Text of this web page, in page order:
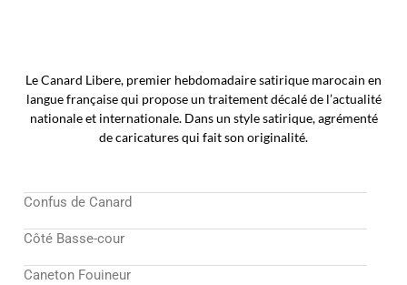
Le Canard Libere, premier hebdomadaire satirique marocain en
langue française qui propose un traitement décalé de l’actualité
nationale et internationale. Dans un style satirique, agrémenté
de caricatures qui fait son originalité.
Confus de Canard
Côté Basse-cour
Caneton Fouineur